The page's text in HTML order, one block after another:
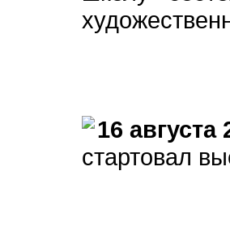
16 августа
стартовал